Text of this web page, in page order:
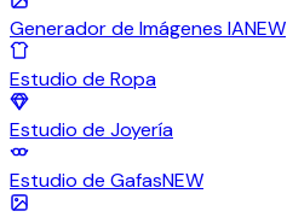
Generador de Imágenes IANEW
Estudio de Ropa
Estudio de Joyería
Estudio de GafasNEW